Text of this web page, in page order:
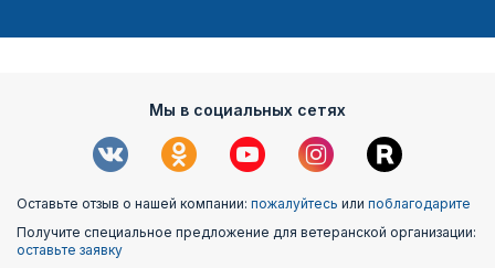
Мы в социальных сетях
Оставьте отзыв о нашей компании: пожалуйтесь или поблагодарите
Получите специальное предложение для ветеранской организации:
оставьте заявку